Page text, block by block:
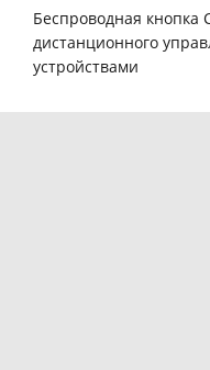
Беспроводная кнопка
дистанционного
устройствами